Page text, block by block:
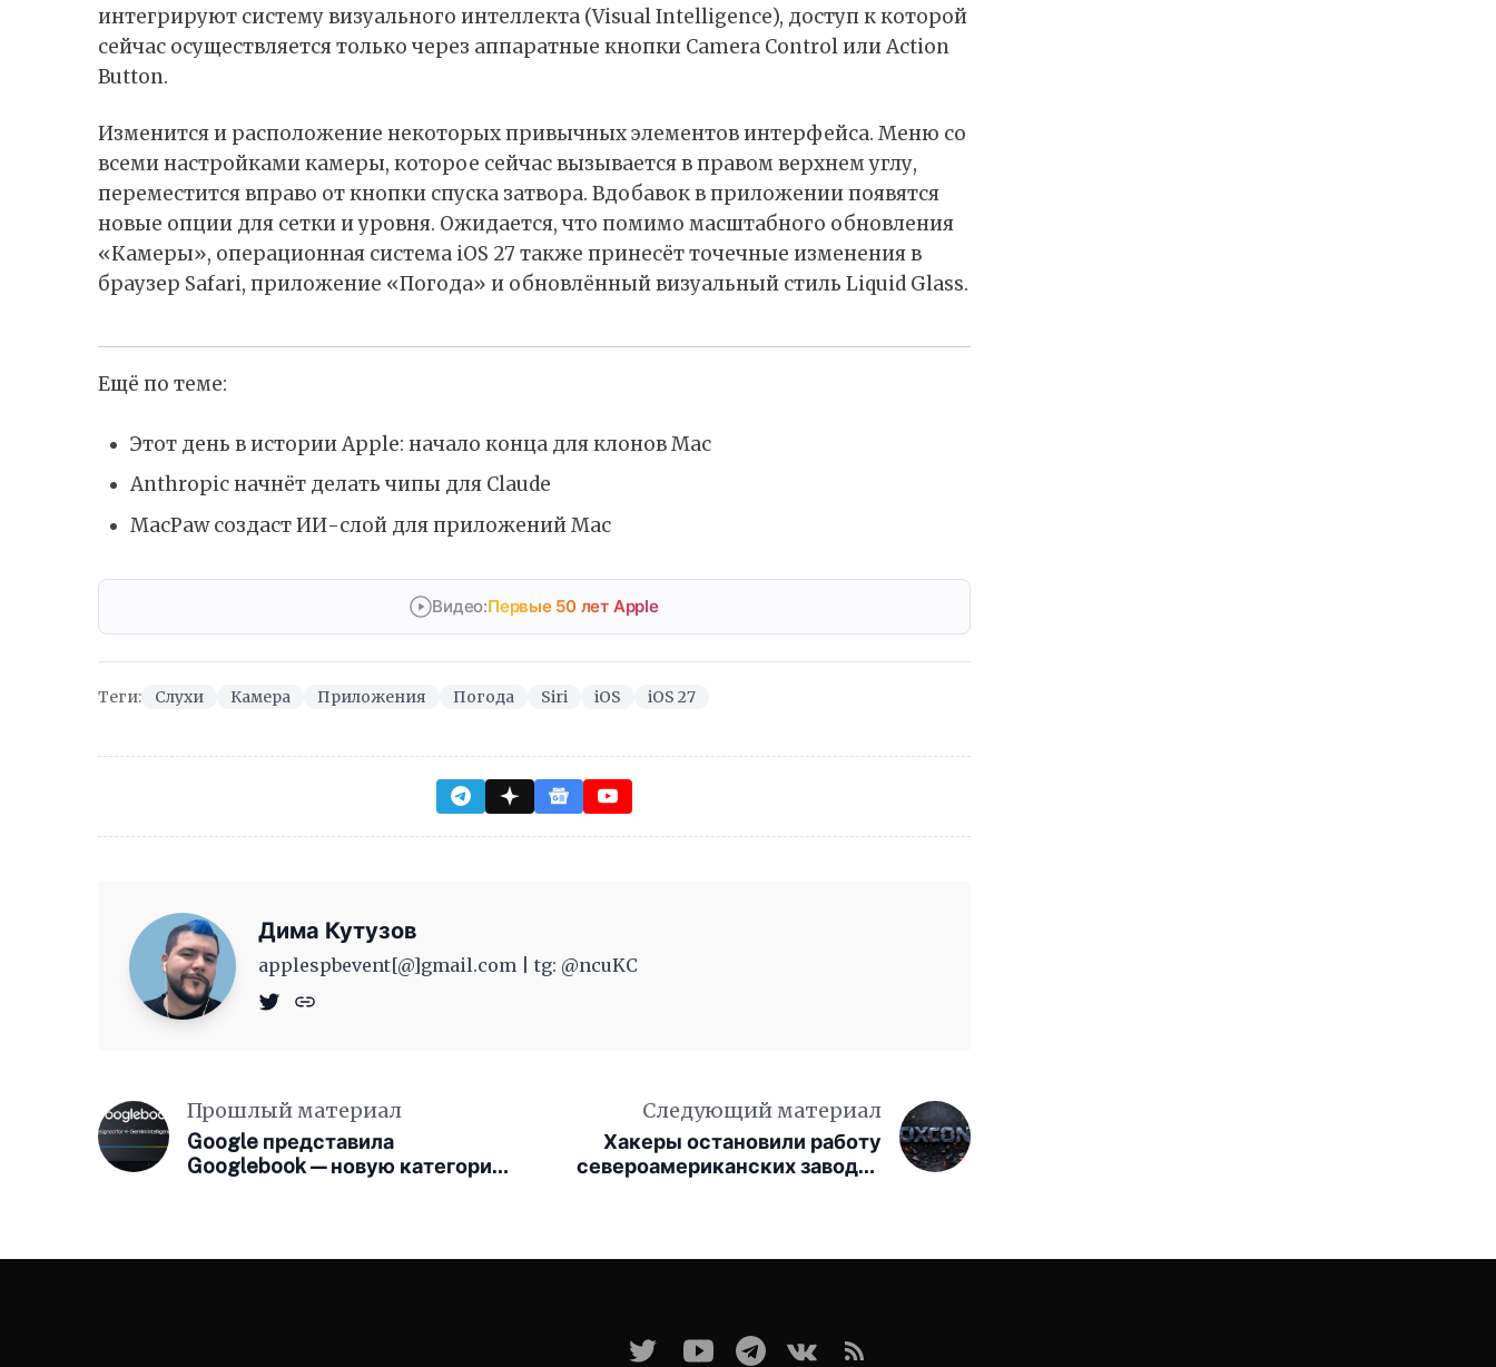
интегрируют систему визуального интеллекта (Visual Intelligence), доступ к которой
сейчас осуществляется только через аппаратные кнопки Camera Control или Action
Button.
Изменится и расположение некоторых привычных элементов интерфейса. Меню со
всеми настройками камеры, которое сейчас вызывается в правом верхнем углу,
переместится вправо от кнопки спуска затвора. Вдобавок в приложении появятся
новые опции для сетки и уровня. Ожидается, что помимо масштабного обновления
«Камеры», операционная система iOS 27 также принесёт точечные изменения в
браузер Safari, приложение «Погода» и обновлённый визуальный стиль Liquid Glass.
Ещё по теме:
Этот день в истории Apple: начало конца для клонов Mac
Anthropic начнёт делать чипы для Claude
MacPaw создаст ИИ-слой для приложений Mac
Видео:Первые 50 лет Apple
Теги: Слухи Камера Приложения Погода Siri iOS iOS 27
Дима Кутузов
applespbevent[@]gmail.com | tg: @ncuKC
Прошлый материал
Google представила
Googlebook — новую категорию
Следующий материал
Хакеры остановили работу
североамериканских заводов